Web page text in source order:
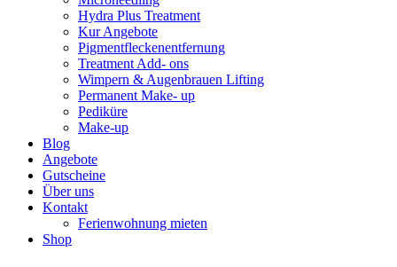
Hydra Plus Treatment
Kur Angebote
Pigmentfleckenentfernung
Treatment Add- ons
Wimpern & Augenbrauen Lifting
Permanent Make- up
Pediküre
Make-up
Blog
Angebote
Gutscheine
Über uns
Kontakt
Ferienwohnung mieten
Shop